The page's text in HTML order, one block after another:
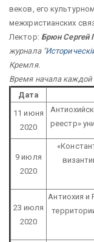
веков, его
межхристианских
Лектор: Брюн Сергей
журнала "
Кремля.
Время начала каждой
Дата
11 июня
2020
реестр»
9 июля
2020
23 июля
2020
Антиохия и